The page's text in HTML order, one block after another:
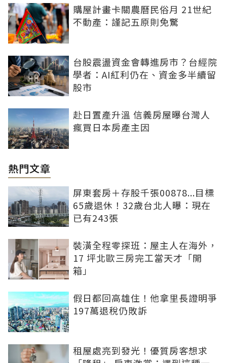
購屋計畫卡關農曆民俗月 21世紀
不動產：謹記五原則免驚
台股震盪資金會轉進房市？台經院
學者：AI紅利仍在、資金多半續留
股市
赴日置產升溫 信義房屋曝台灣人
瘋買日本房產主因
熱門文章
屏東套房＋存股千張00878...目標
65歲退休！32歲台北人曝：現在
已有243張
裝潢全程零探班：屋主人在海外，
17 坪北歐三房完工當天才「開
箱」
假日都回高雄住！他拿里長證明爭
197萬退稅仍敗訴
租屋處亮到發光！優質房客想求